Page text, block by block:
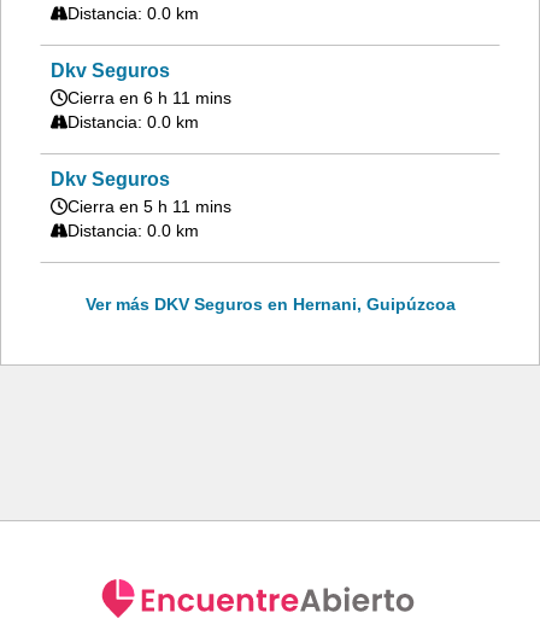
Distancia: 0.0 km
Dkv Seguros
Cierra en 6 h 11 mins
Distancia: 0.0 km
Dkv Seguros
Cierra en 5 h 11 mins
Distancia: 0.0 km
Ver más DKV Seguros en Hernani, Guipúzcoa